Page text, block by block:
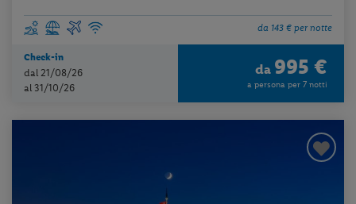
da 143 € per notte
Check-in
dal 21/08/26
al 31/10/26
da 995 €
a persona per 7 notti